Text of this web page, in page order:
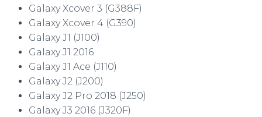
Galaxy Xcover 3 (G388F)
Galaxy Xcover 4 (G390)
Galaxy J1 (J100)
Galaxy J1 2016
Galaxy J1 Ace (J110)
Galaxy J2 (J200)
Galaxy J2 Pro 2018 (J250)
Galaxy J3 2016 (J320F)